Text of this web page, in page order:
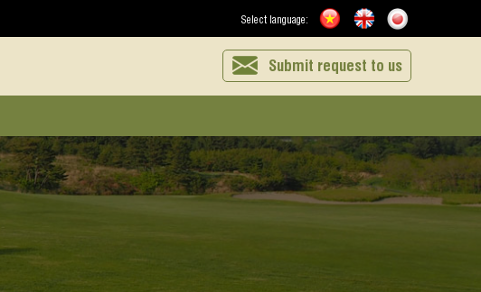
Select language:
Submit request to us